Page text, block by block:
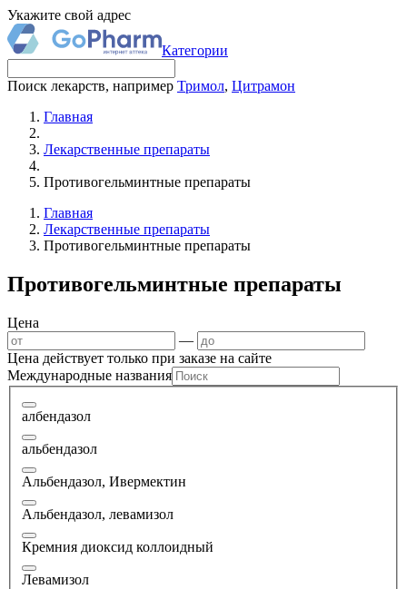
Укажите свой адрес
Категории
Поиск лекарств, например Тримол, Цитрамон
Главная
Лекарственные препараты
Противогельминтные препараты
Главная
Лекарственные препараты
Противогельминтные препараты
Противогельминтные препараты
Цена
—
Цена действует только при заказе на сайте
Международные названия
албендазол
альбендазол
Альбендазол, Ивермектин
Альбендазол, левамизол
Кремния диоксид коллоидный
Левамизол